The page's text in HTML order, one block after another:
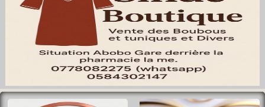
✿ Moayet*Boutiqu
Abidjan/Bouake
ce au quotidien ! Sa
cs à main et acces
✿ Meite*Couture
Bondoukou
Couture sur-mesur
e pour hommes et f
emmes. Classe & fi
✿ Olguita*Shop
Bondoukou
as Chers – Livraiso
n rapide ! Habillez v